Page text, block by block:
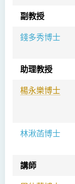
副教授
錢多秀博士
助理教授
楊永樂博士
林湫菡博士
講師